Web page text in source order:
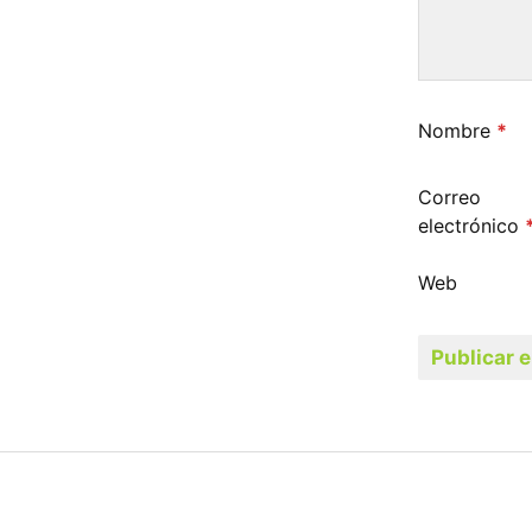
Nombre *
Correo
electrónico
Web